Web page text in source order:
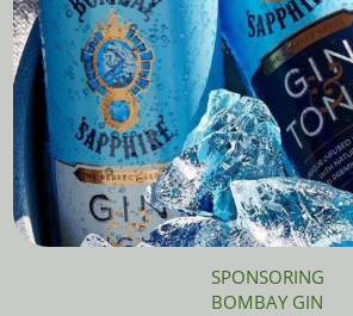
SPONSORING
BOMBAY GIN